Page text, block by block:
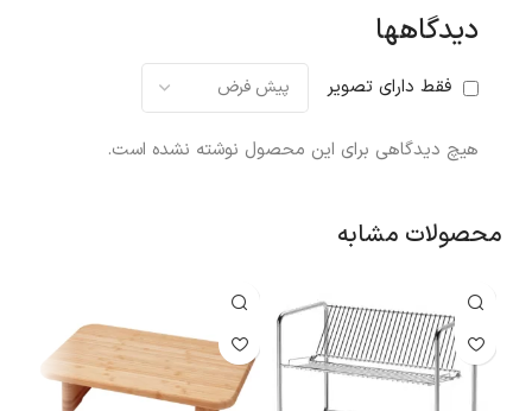
دیدگاهها
فقط دارای تصویر
هیچ دیدگاهی برای این محصول نوشته نشده است.
محصولات مشابه